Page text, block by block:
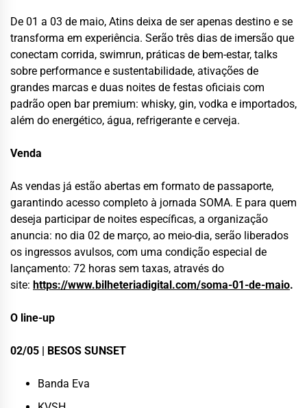
De 01 a 03 de maio, Atins deixa de ser apenas destino e se
transforma em experiência. Serão três dias de imersão que
conectam corrida, swimrun, práticas de bem-estar, talks
sobre performance e sustentabilidade, ativações de
grandes marcas e duas noites de festas oficiais com
padrão open bar premium: whisky, gin, vodka e importados,
além do energético, água, refrigerante e cerveja.
Venda
As vendas já estão abertas em formato de passaporte,
garantindo acesso completo à jornada SOMA. E para quem
deseja participar de noites específicas, a organização
anuncia: no dia 02 de março, ao meio-dia, serão liberados
os ingressos avulsos, com uma condição especial de
lançamento: 72 horas sem taxas, através do
site: https://www.bilheteriadigital.com/soma-01-de-maio.
O line-up
02/05 | BESOS SUNSET
Banda Eva